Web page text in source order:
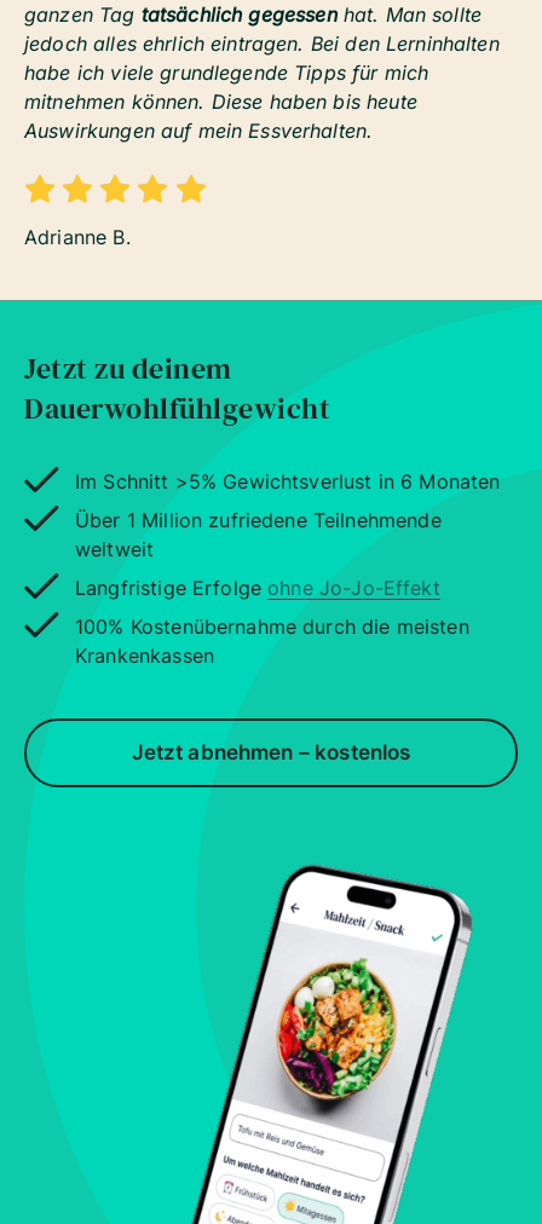
ganzen Tag tatsächlich gegessenhat. Man sollte
jedoch alles ehrlich eintragen. Bei den Lerninhalten
habe ich viele grundlegende Tipps für mich
mitnehmen können. Diese haben bis heute
Auswirkungen auf mein Essverhalten.
Adrianne B.
Jetzt zu deinem
Dauerwohlfühlgewicht
Im Schnitt >5% Gewichtsverlust in 6 Monaten
Über 1 Million zufriedene Teilnehmende
weltweit
Langfristige Erfolge ohne Jo-Jo-Effekt
100% Kostenübernahme durch die meisten
Krankenkassen
Jetzt abnehmen – kostenlos